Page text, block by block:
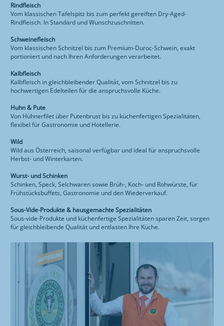
Rindfleisch
Vom klassischen Tafelspitz bis zum perfekt gereiften Dry-Aged-
Rindfleisch. In Standard und Wunschzuschnitten.
Schweinefleisch
Vom klassischen Schnitzel bis zum Premium-Duroc-Schwein, exakt
portioniert und nach Ihren Anforderungen verarbeitet.
Kalbfleisch
Kalbfleisch in gleichbleibender Qualität, vom Schnitzel bis zu
hochwertigen Edelteilen für die anspruchsvolle Küche.
Huhn & Pute
Von Hühnerfilet über Putenbrust bis zu küchenfertigen Spezialitäten,
flexibel für Gastronomie und Hotellerie.
Wild
Wild aus Österreich, saisonal verfügbar und ideal für anspruchsvolle
Herbst- und Winterkarten.
Wurst- und Schinken
Schinken, Speck, Selchwaren sowie Brüh-, Koch- und Rohwürste, für
Frühstücksbuffets, Gastronomie und den Wiederverkauf.
Sous-Vide-Produkte & hausgemachte Spezialitäten
Sous-vide-Produkte und küchenfertige Spezialitäten sparen Zeit, sorgen
für gleichbleibende Qualität und entlasten Ihre Küche.